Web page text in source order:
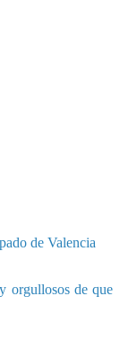
de Valencia
orgullosos de que